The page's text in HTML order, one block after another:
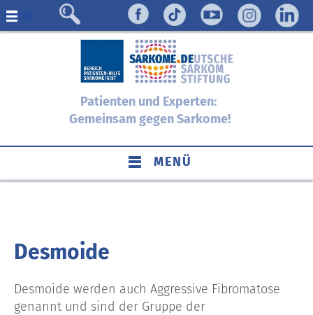
Menü
Patienten und Experten:
Gemeinsam gegen Sarkome!
MENÜ
Desmoide
Desmoide werden auch Aggressive Fibromatose
genannt und sind der Gruppe der